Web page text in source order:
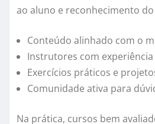
ao aluno e reconhecimento
Conteúdo alinhado com o
Instrutores com
Exercícios práticos e
Comunidade ativa para
Na prática, cursos bem